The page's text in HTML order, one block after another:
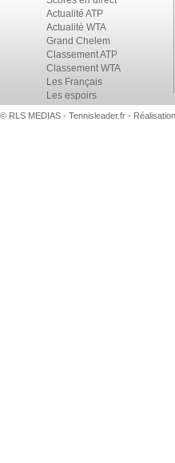
Actualité ATP
Actualité WTA
Grand Chelem
Classement ATP
Classement WTA
Les Français
Les espoirs
© RLS MEDIAS - Tennisleader.fr -